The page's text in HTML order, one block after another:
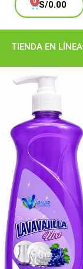
S/0.00
Cart
TIENDA EN LÍNEA